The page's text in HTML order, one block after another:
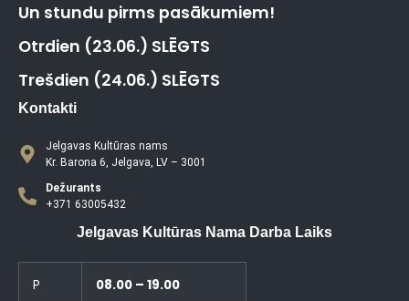
Un stundu pirms pasākumiem!
Otrdien (23.06.) SLĒGTS
Trešdien (24.06.) SLĒGTS
Kontakti
Jelgavas Kultūras nams
Kr. Barona 6, Jelgava, LV – 3001
Dežurants
+371 63005432
Jelgavas Kultūras Nama Darba Laiks
P 08.00 – 19.00